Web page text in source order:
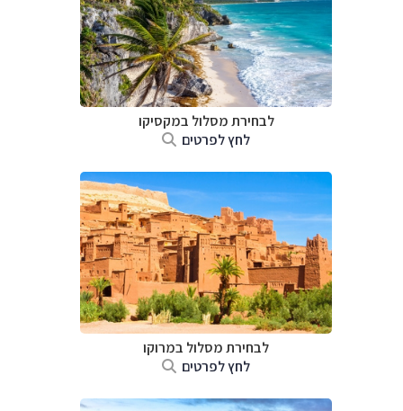
לבחירת מסלול במקסיקו
לחץ לפרטים
לבחירת מסלול במרוקו
לחץ לפרטים